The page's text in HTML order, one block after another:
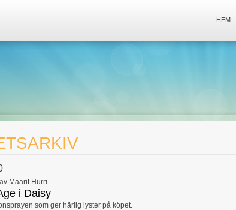
HEM
Maarit Hurri
i Daisy
som ger härlig lyster på köpet.